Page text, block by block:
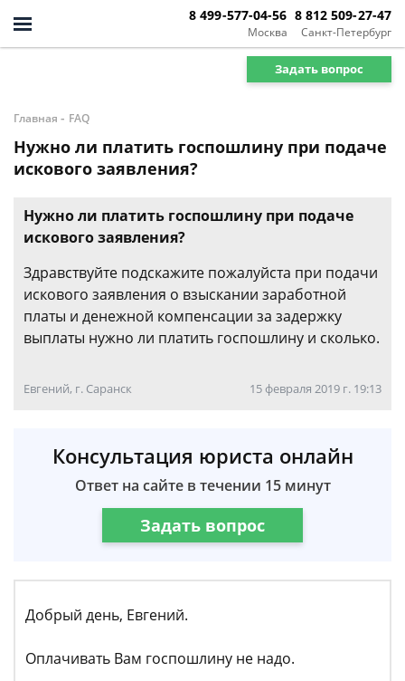
Москва
8 499-577-04-56
Санкт-Петербург
8 812 509-27-47
Задать вопрос
Главная - FAQ
Нужно ли платить госпошлину при подаче
искового заявления?
Нужно ли платить госпошлину при подаче
искового заявления?
Здравствуйте подскажите пожалуйста при подачи
искового заявления о взыскании заработной
платы и денежной компенсации за задержку
выплаты нужно ли платить госпошлину и сколько.
Евгений, г. Саранск 15 февраля 2019 г. 19:13
Консультация юриста онлайн
Ответ на сайте в течении 15 минут
Задать вопрос
Добрый день, Евгений.
Оплачивать Вам госпошлину не надо.